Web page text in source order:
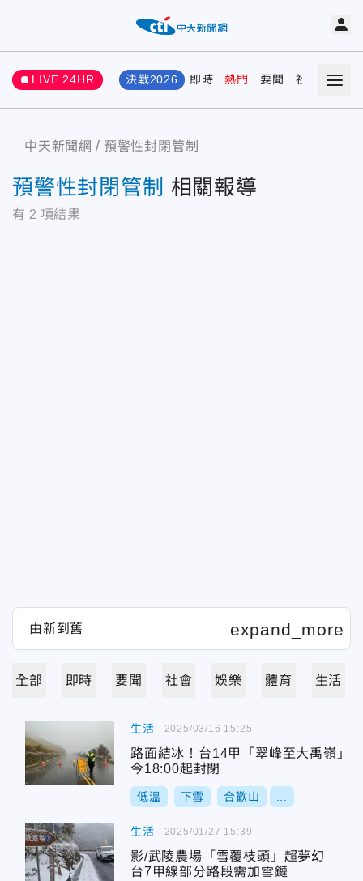
LIVE 24HR 決戰2026 即時 熱門 要聞 社會 娛樂
中天新聞網 預警性封閉管制
預警性封閉管制 相關報導
有 2 項結果
全部 即時 要聞 社會 娛樂 體育 生活
生活
路面結冰！台14甲「翠峰至大禹嶺」
今18:00起封閉
低溫 下雪 合歡山
2025/03/16 15:25
生活
影/武陵農場「雪覆枝頭」超夢幻
台7甲線部分路段需加雪鏈
2025/01/27 15:39